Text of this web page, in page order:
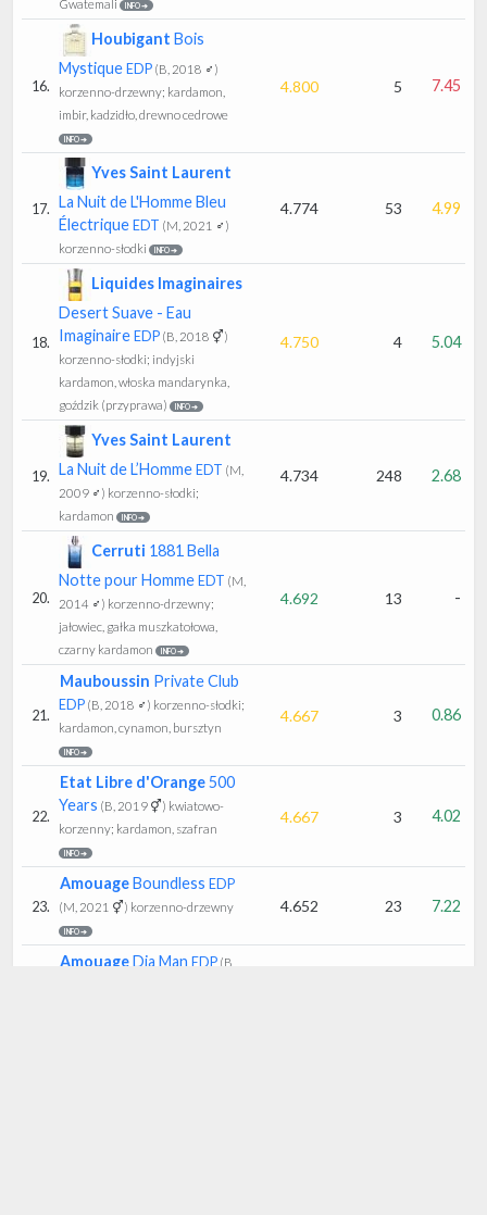
Gwatemali INFO ➔
16.
Houbigant Bois
Mystique EDP (B, 2018 ♂)
korzenno-drzewny; kardamon,
imbir, kadzidło, drewno cedrowe
INFO ➔
4.800 5 7.45
17.
Yves Saint Laurent
La Nuit de L'Homme Bleu
Électrique EDT (M, 2021 ♂)
korzenno-słodki
INFO ➔
4.774 53 4.99
18.
Liquides Imaginaires
Desert Suave - Eau
Imaginaire EDP (B, 2018 ⚥)
korzenno-słodki; indyjski
kardamon, włoska mandarynka,
goździk (przyprawa)
INFO ➔
4.750 4 5.04
19.
Yves Saint Laurent
La Nuit de L’Homme EDT (M,
2009 ♂) korzenno-słodki;
kardamon
INFO ➔
4.734 248 2.68
20.
Cerruti 1881 Bella
Notte pour Homme EDT (M,
2014 ♂) korzenno-drzewny;
jałowiec, gałka muszkatołowa,
czarny kardamon
INFO ➔
4.692 13 -
21.
Mauboussin Private Club
EDP (B, 2018 ♂) korzenno-słodki;
kardamon, cynamon, bursztyn
INFO ➔
4.667 3 0.86
22.
Etat Libre d'Orange500
Years (B, 2019 ⚥) kwiatowo-
korzenny; kardamon, szafran
INFO ➔
4.667 3 4.02
23.
AmouageBoundless EDP
(M, 2021 ⚥) korzenno-drzewny
INFO ➔
4.652 23 7.22
AmouageDia Man EDP (B,